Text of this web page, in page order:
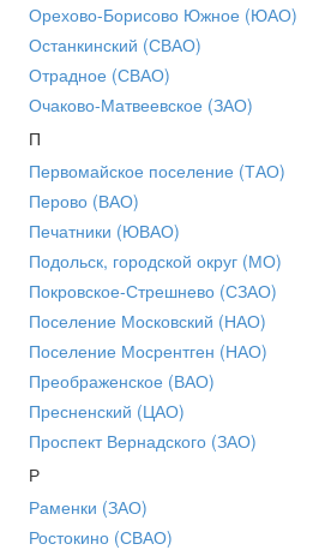
Орехово-Борисово Южное (ЮАО)
Останкинский (СВАО)
Отрадное (СВАО)
Очаково-Матвеевское (ЗАО)
П
Первомайское поселение (ТАО)
Перово (ВАО)
Печатники (ЮВАО)
Подольск, городской округ (МО)
Покровское-Стрешнево (СЗАО)
Поселение Московский (НАО)
Поселение Мосрентген (НАО)
Преображенское (ВАО)
Пресненский (ЦАО)
Проспект Вернадского (ЗАО)
Р
Раменки (ЗАО)
Ростокино (СВАО)